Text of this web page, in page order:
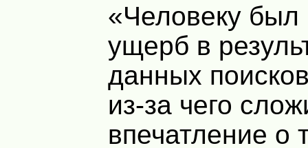
«Человеку был
ущерб в
данных
из-за чего
впечатление о